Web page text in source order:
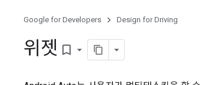
Google for Developers Design for Driving
위젯 bookmark_border